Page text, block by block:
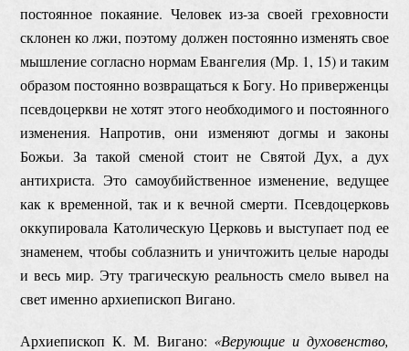
постоянное покаяние. Человек из-за своей греховности
склонен ко лжи, поэтому должен постоянно изменять свое
мышление согласно нормам Евангелия (Мр. 1, 15) и таким
образом постоянно возвращаться к Богу. Но приверженцы
псевдоцеркви не хотят этого необходимого и постоянного
изменения. Напротив, они изменяют догмы и законы
Божьи. За такой сменой стоит не Святой Дух, а дух
антихриста. Это самоубийственное изменение, ведущее
как к временной, так и к вечной смерти. Псевдоцерковь
оккупировала Католическую Церковь и выступает под ее
знаменем, чтобы соблазнить и уничтожить целые народы
и весь мир. Эту трагическую реальность смело вывел на
свет именно архиепископ Вигано.
Архиепископ К. М. Вигано: «Верующие и духовенство,